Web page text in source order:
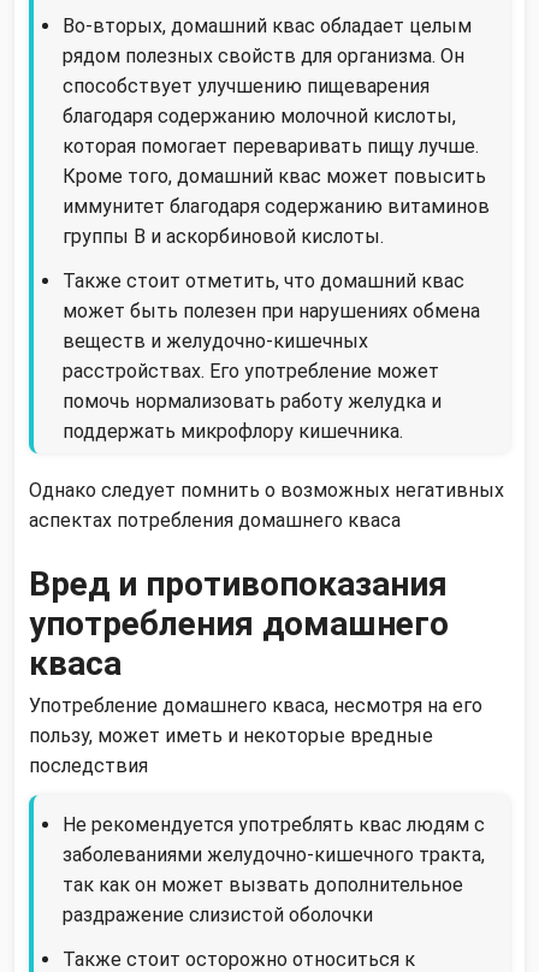
Во-вторых, домашний квас обладает целым
рядом полезных свойств для организма. Он
способствует улучшению пищеварения
благодаря содержанию молочной кислоты,
которая помогает переваривать пищу лучше.
Кроме того, домашний квас может повысить
иммунитет благодаря содержанию витаминов
группы В и аскорбиновой кислоты.
Также стоит отметить, что домашний квас
может быть полезен при нарушениях обмена
веществ и желудочно-кишечных
расстройствах. Его употребление может
помочь нормализовать работу желудка и
поддержать микрофлору кишечника.
Однако следует помнить о возможных негативных
аспектах потребления домашнего кваса
Вред и противопоказания
употребления домашнего
кваса
Употребление домашнего кваса, несмотря на его
пользу, может иметь и некоторые вредные
последствия
Не рекомендуется употреблять квас людям с
заболеваниями желудочно-кишечного тракта,
так как он может вызвать дополнительное
раздражение слизистой оболочки
Также стоит осторожно относиться к